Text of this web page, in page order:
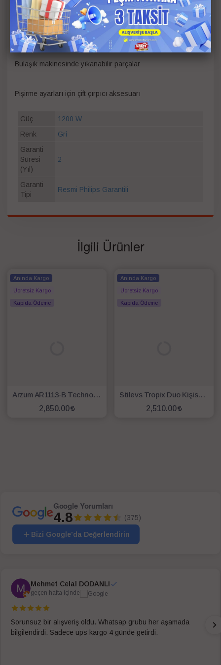
Dayanıklı paslanmaz çelik bıçaklar sayesinde kusursuz
karıştırma
Bulaşık makinesinde yıkanabilir parçalar
Pişirme ayarları için çift çırpıcı aksesuarı
Güç
1200 W
Renk
Gri
Garanti
Süresi
(Yıl)
2
Garanti
Tipi
Resmi Philips Garantili
İlgili Ürünler
Anında Kargo
Ücretsiz Kargo
Kapıda Ödeme
Arzum AR1113-B Technoart Neo El Blenderi - Beyaz
2,850.00
Anında Kargo
Ücretsiz Kargo
Kapıda Ödeme
Stilevs Tropix Duo Kişisel Blender - Beyaz
2,510.00
Google Yorumları
4.8 (375)
Bizi Google'da Değerlendirin
Mehmet Celal DODANLI
geçen hafta içinde
Sorunsuz bir alışveriş oldu. Whatsap grubu her aşamada
bilgilendirdi. Sadece ups kargo 4 günde getirdi.